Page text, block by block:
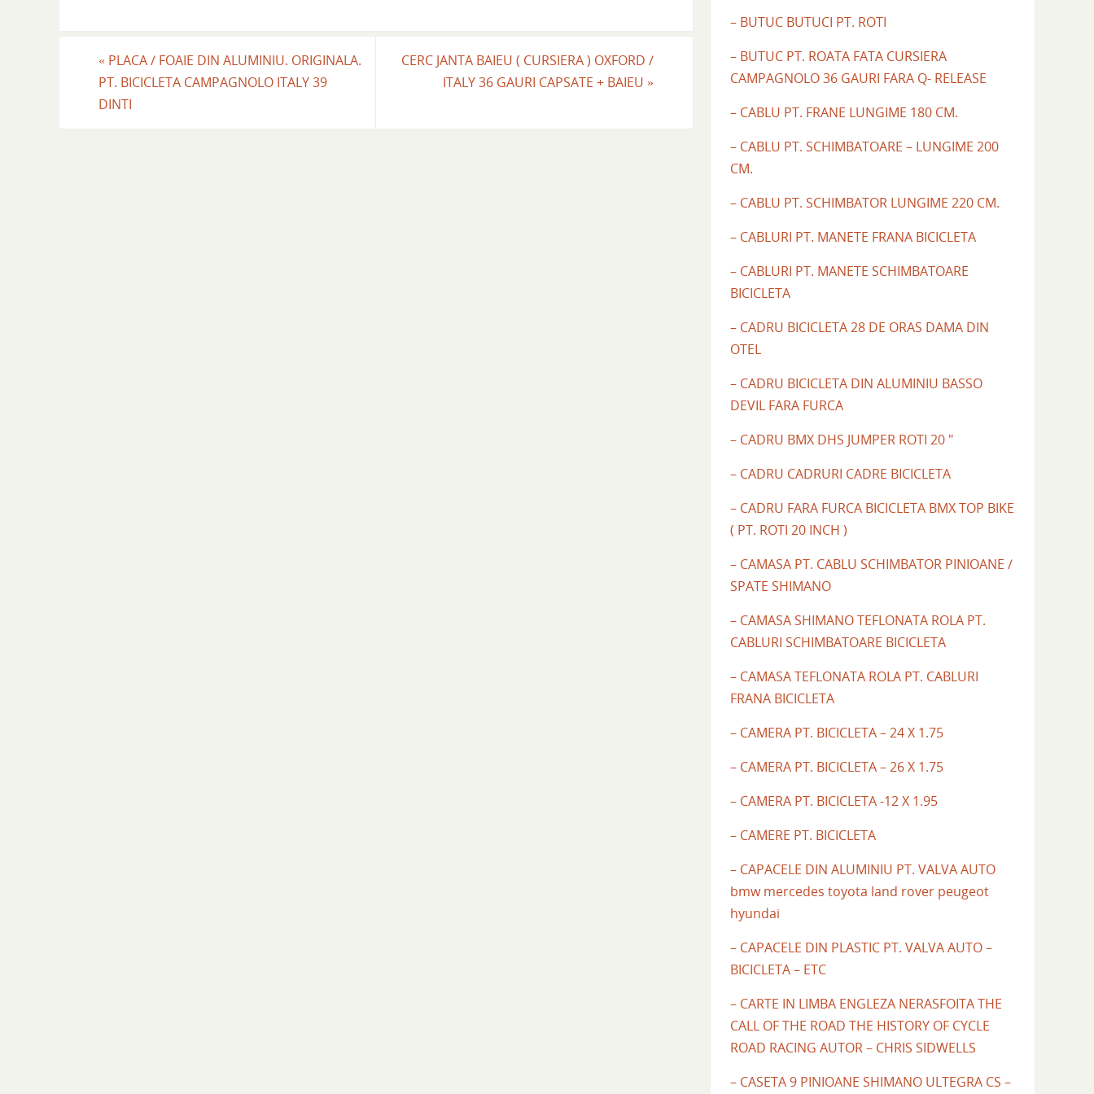
« PLACA / FOAIE DIN ALUMINIU. ORIGINALA.
PT. BICICLETA CAMPAGNOLO ITALY 39
DINTI
CERC JANTA BAIEU ( CURSIERA ) OXFORD /
ITALY 36 GAURI CAPSATE + BAIEU »
– BUTUC BUTUCI PT. ROTI
– BUTUC PT. ROATA FATA CURSIERA
CAMPAGNOLO 36 GAURI FARA Q- RELEASE
– CABLU PT. FRANE LUNGIME 180 CM.
– CABLU PT. SCHIMBATOARE – LUNGIME 200
CM.
– CABLU PT. SCHIMBATOR LUNGIME 220 CM.
– CABLURI PT. MANETE FRANA BICICLETA
– CABLURI PT. MANETE SCHIMBATOARE
BICICLETA
– CADRU BICICLETA 28 DE ORAS DAMA DIN
OTEL
– CADRU BICICLETA DIN ALUMINIU BASSO
DEVIL FARA FURCA
– CADRU BMX DHS JUMPER ROTI 20 "
– CADRU CADRURI CADRE BICICLETA
– CADRU FARA FURCA BICICLETA BMX TOP BIKE
( PT. ROTI 20 INCH )
– CAMASA PT. CABLU SCHIMBATOR PINIOANE /
SPATE SHIMANO
– CAMASA SHIMANO TEFLONATA ROLA PT.
CABLURI SCHIMBATOARE BICICLETA
– CAMASA TEFLONATA ROLA PT. CABLURI
FRANA BICICLETA
– CAMERA PT. BICICLETA – 24 X 1.75
– CAMERA PT. BICICLETA – 26 X 1.75
– CAMERA PT. BICICLETA -12 X 1.95
– CAMERE PT. BICICLETA
– CAPACELE DIN ALUMINIU PT. VALVA AUTO
bmw mercedes toyota land rover peugeot
hyundai
– CAPACELE DIN PLASTIC PT. VALVA AUTO –
BICICLETA – ETC
– CARTE IN LIMBA ENGLEZA NERASFOITA THE
CALL OF THE ROAD THE HISTORY OF CYCLE
ROAD RACING AUTOR – CHRIS SIDWELLS
– CASETA 9 PINIOANE SHIMANO ULTEGRA CS –